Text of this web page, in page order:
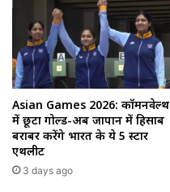
Asian Games 2026: कॉमनवेल्थ
में छूटा गोल्ड-अब जापान में हिसाब
बराबर करेंगे भारत के ये 5 स्टार
एथलीट
3 days ago